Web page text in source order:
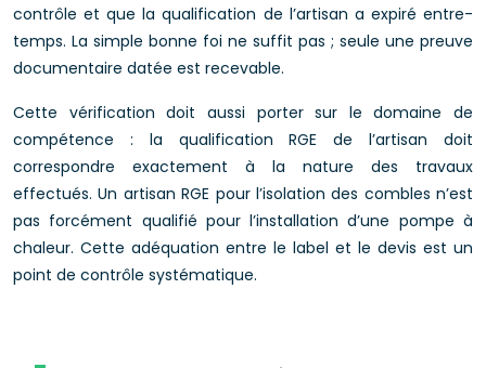
contrôle et que la qualification de l’artisan a expiré entre-
temps. La simple bonne foi ne suffit pas ; seule une preuve
documentaire datée est recevable.
Cette vérification doit aussi porter sur le domaine de
compétence : la qualification RGE de l’artisan doit
correspondre exactement à la nature des travaux
effectués. Un artisan RGE pour l’isolation des combles n’est
pas forcément qualifié pour l’installation d’une pompe à
chaleur. Cette adéquation entre le label et le devis est un
point de contrôle systématique.